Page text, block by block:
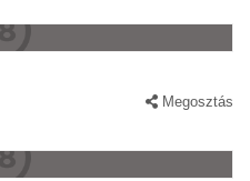
Megosztás